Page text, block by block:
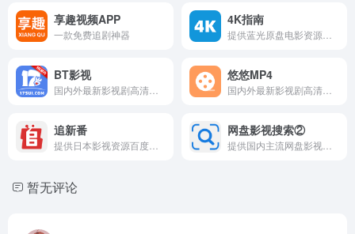
享趣视频APP
一款免费追剧神器
4K指南
BT影视 悠悠MP4
追新番 网盘影视搜索②
暂无评论